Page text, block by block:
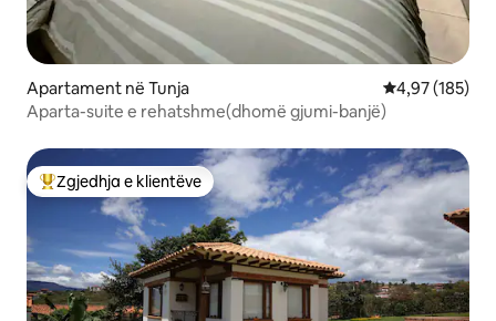
Apartament në Tunja Vlerësimi
4,97 (185)
Aparta-suite e rehatshme(dhomë gjumi-banjë)
Më të mirat e zgjedhjeve të klientëve
Zgjedhja e klientëve